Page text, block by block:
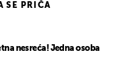
SE PRIČA
nesreća! Jedna osoba